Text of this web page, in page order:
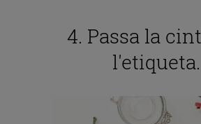
4. Passa la
l'etiqueta.